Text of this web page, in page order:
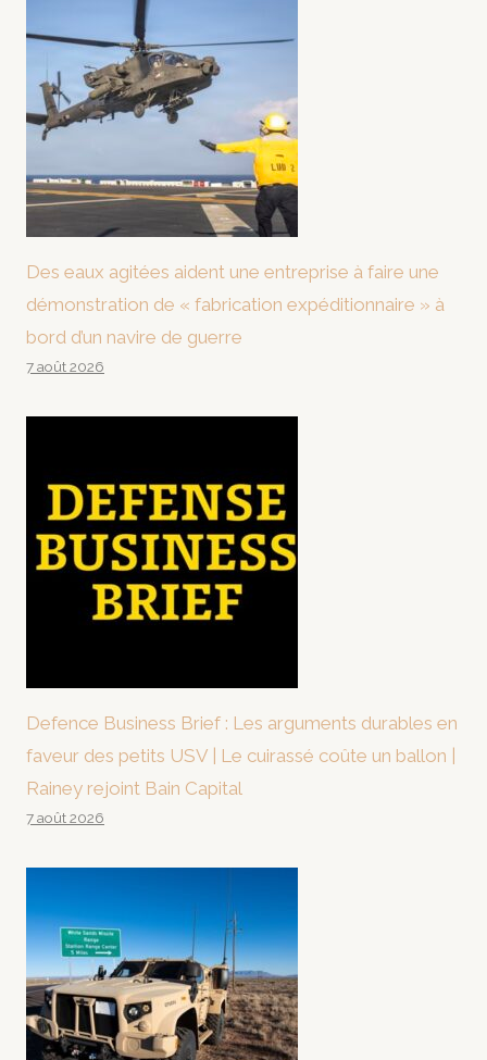
Des eaux agitées aident une entreprise à faire une
démonstration de « fabrication expéditionnaire » à
bord d’un navire de guerre
7 août 2026
Defence Business Brief : Les arguments durables en
faveur des petits USV | Le cuirassé coûte un ballon |
Rainey rejoint Bain Capital
7 août 2026